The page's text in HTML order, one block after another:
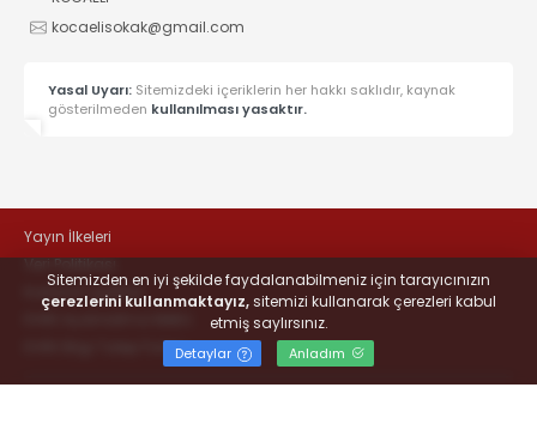
kocaelisokak@gmail.com
Yasal Uyarı: Sitemizdeki içeriklerin her hakkı saklıdır, kaynak
gösterilmeden kullanılması yasaktır.
Yayın İlkeleri
Veri Politikası
Kullanım Şartları
KVKK Bilgi Talep Formu
Sitemizden en iyi şekilde faydalanabilmeniz için tarayıcınızın
çerezlerini kullanmaktayız,sitemizi kullanarak çerezleri kabul
etmiş saylırsınız.
Detaylar Anladım